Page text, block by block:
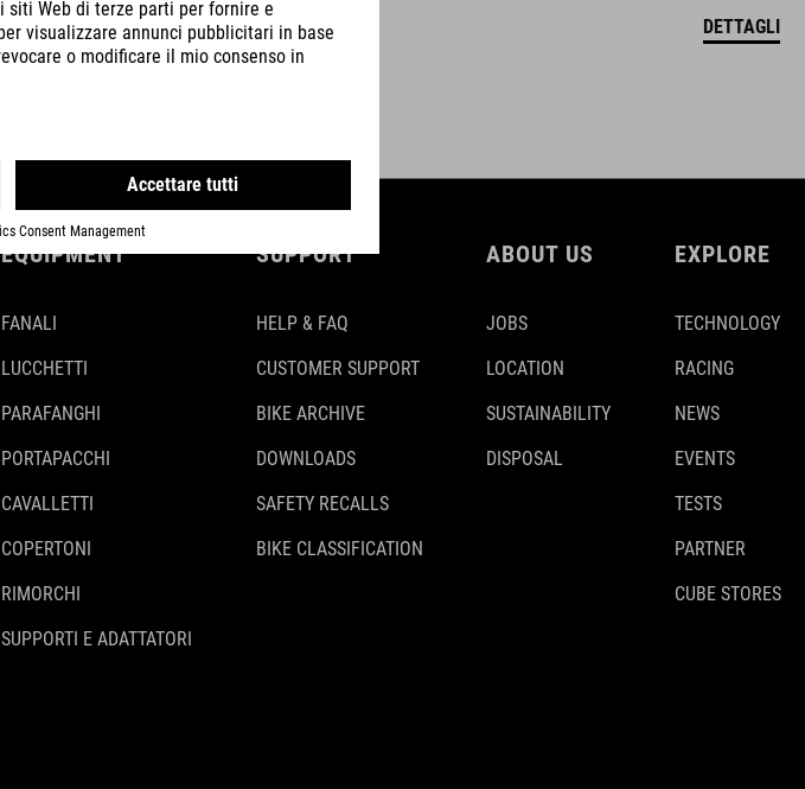
DETTAGLI
EQUIPMENT
FANALI
LUCCHETTI
PARAFANGHI
PORTAPACCHI
CAVALLETTI
COPERTONI
RIMORCHI
SUPPORTI E ADATTATORI
SUPPORT
HELP & FAQ
CUSTOMER SUPPORT
BIKE ARCHIVE
DOWNLOADS
SAFETY RECALLS
BIKE CLASSIFICATION
ABOUT US
JOBS
LOCATION
SUSTAINABILITY
DISPOSAL
EXPLORE
TECHNOLOGY
RACING
NEWS
EVENTS
TESTS
PARTNER
CUBE STORES